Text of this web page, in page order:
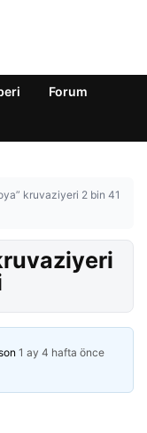
Forum
kruvaziyeri 2 bin 41
1 ay 4 hafta önce